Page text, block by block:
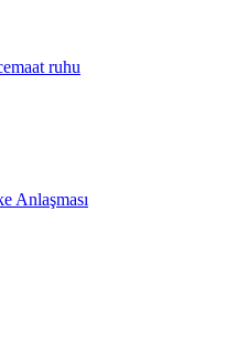
ruhu
Anlaşması